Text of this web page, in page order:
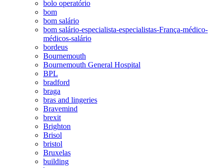
bolo operatório
bom
bom salário
bom salário-especialista-especialistas-França-médico-
médicos-salário
bordeus
Bournemouth
Bournemouth General Hospital
BPL
bradford
braga
bras and lingeries
Bravemind
brexit
Brighton
Brisol
bristol
Bruxelas
building